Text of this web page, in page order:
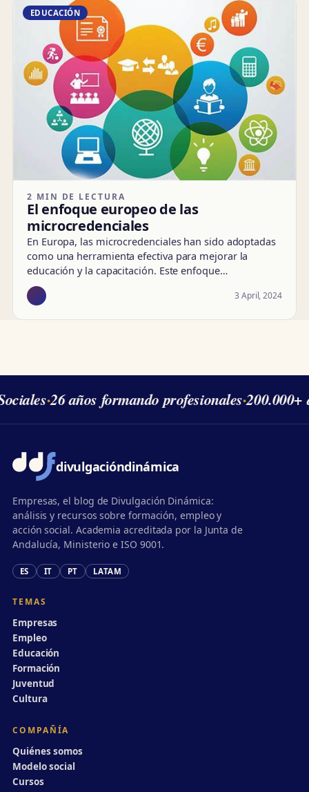
EDUCACIÓN
2 MIN DE LECTURA
El enfoque europeo de las
microcredenciales
En Europa, las microcredenciales han sido adoptadas
como una herramienta efectiva para mejorar la
educación y la capacitación. Este enfoque…
3 April, 2024
·26 años formando profesionales·200.000+
divulgacióndinámica
Empresas, el blog de Divulgación Dinámica:
análisis y recursos sobre formación, empleo y
acción social. Academia acreditada por la Junta de
Andalucía, Ministerio e ISO 9001.
ES IT PT LATAM
TEMAS
Empresas
Empleo
Educación
Formación
Juventud
Cultura
COMPAÑÍA
Quiénes somos
Modelo social
Cursos